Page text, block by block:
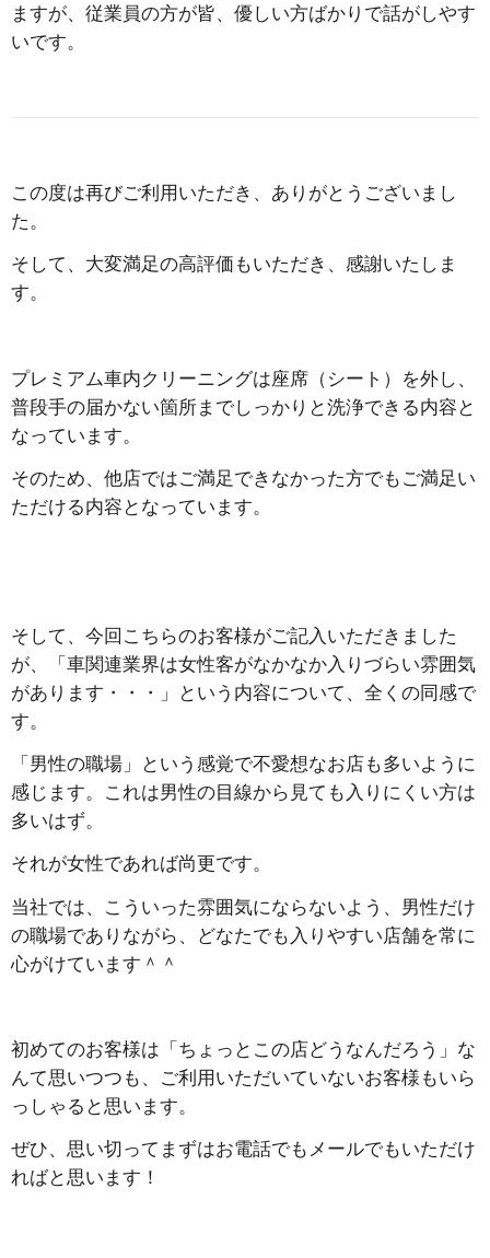
ますが、従業員の方が皆、優しい方ばかりで話がしやす
いです。
この度は再びご利用いただき、ありがとうございまし
た。
そして、大変満足の高評価もいただき、感謝いたしま
す。
プレミアム車内クリーニングは座席（シート）を外し、
普段手の届かない箇所までしっかりと洗浄できる内容と
なっています。
そのため、他店ではご満足できなかった方でもご満足い
ただける内容となっています。
そして、今回こちらのお客様がご記入いただきました
が、「車関連業界は女性客がなかなか入りづらい雰囲気
があります・・・」という内容について、全くの同感で
す。
「男性の職場」という感覚で不愛想なお店も多いように
感じます。これは男性の目線から見ても入りにくい方は
多いはず。
それが女性であれば尚更です。
当社では、こういった雰囲気にならないよう、男性だけ
の職場でありながら、どなたでも入りやすい店舗を常に
心がけています＾＾
初めてのお客様は「ちょっとこの店どうなんだろう」な
んて思いつつも、ご利用いただいていないお客様もいら
っしゃると思います。
ぜひ、思い切ってまずはお電話でもメールでもいただけ
ればと思います！